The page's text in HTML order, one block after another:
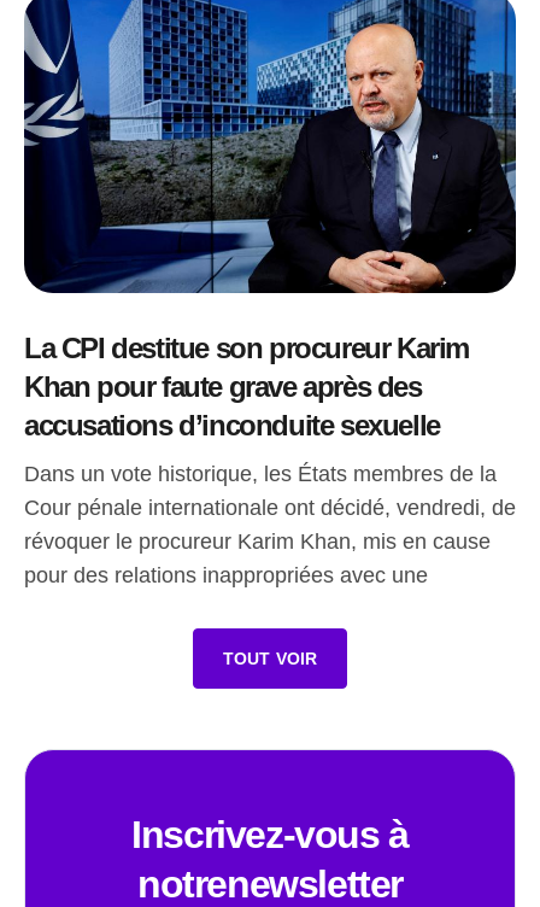
La CPI destitue son procureur Karim
Khan pour faute grave après des
accusations d’inconduite sexuelle
Dans un vote historique, les États membres de la
Cour pénale internationale ont décidé, vendredi, de
révoquer le procureur Karim Khan, mis en cause
pour des relations inappropriées avec une
TOUT VOIR
Inscrivez-vous à
notrenewsletter